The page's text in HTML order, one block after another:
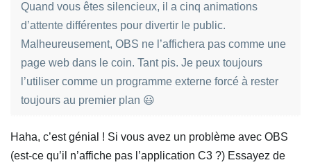
Quand vous êtes silencieux, il a cinq animations
d’attente différentes pour divertir le public.
Malheureusement, OBS ne l’affichera pas comme une
page web dans le coin. Tant pis. Je peux toujours
l’utiliser comme un programme externe forcé à rester
toujours au premier plan 😃
Haha, c’est génial ! Si vous avez un problème avec OBS
(est-ce qu’il n’affiche pas l’application C3 ?) Essayez de